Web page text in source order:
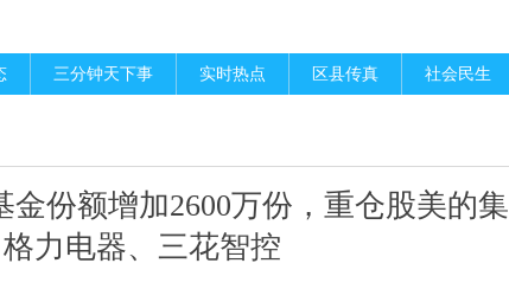
三分钟天下事 实时热点 区县传真 社会民生
金份额增加2600万份，重仓股美的集
格力电器、三花智控